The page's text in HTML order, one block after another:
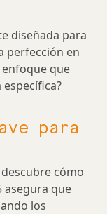
diseñada para
perfección en
enfoque que
para
descubre cómo
asegura que
los